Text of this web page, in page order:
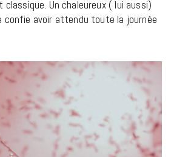
Un chaleureux ( lui aussi)
confie avoir attendu toute la journée
documentaire plus Ginsburg que
Gainsbarre à ne pas manquer sur
France 3
18 FÉVRIER 2021